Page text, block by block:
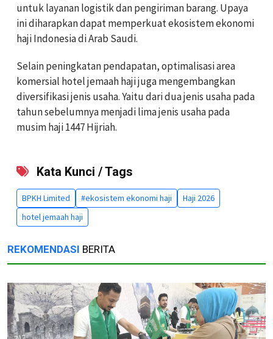
untuk layanan logistik dan pengiriman barang. Upaya
ini diharapkan dapat memperkuat ekosistem ekonomi
haji Indonesia di Arab Saudi.
Selain peningkatan pendapatan, optimalisasi area
komersial hotel jemaah haji juga mengembangkan
diversifikasi jenis usaha. Yaitu dari dua jenis usaha pada
tahun sebelumnya menjadi lima jenis usaha pada
musim haji 1447 Hijriah.
Kata Kunci / Tags
BPKH Limited #ekosistem ekonomi haji
Haji 2026
hotel jemaah haji
REKOMENDASI BERITA